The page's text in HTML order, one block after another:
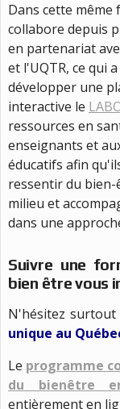
Dans cette même
collabore depuis
en partenariat
et l'UQTR, ce qui
développer une
interactive le
ressources en
enseignants et
éducatifs afin
ressentir du
milieu et
dans une
Suivre une
bien être vous
N'hésitez surtout
unique au
Le programme
du bienêtre
entièrement en